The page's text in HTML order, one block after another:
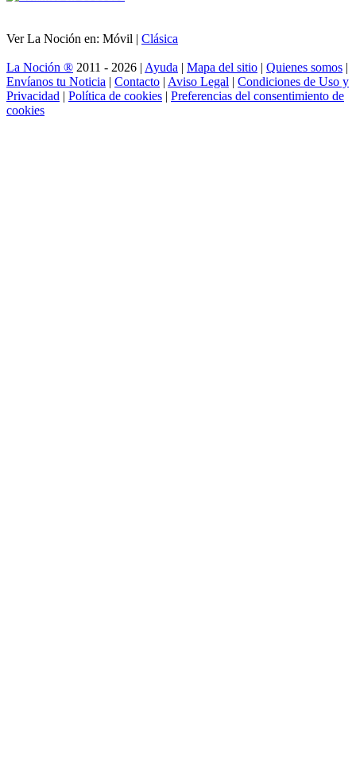
Ver La Noción en: Móvil | Clásica
La Noción ® 2011 - 2026 | Ayuda | Mapa del sitio | Quienes somos |
Envíanos tu Noticia | Contacto | Aviso Legal | Condiciones de Uso y
Privacidad | Política de cookies | Preferencias del consentimiento de
cookies